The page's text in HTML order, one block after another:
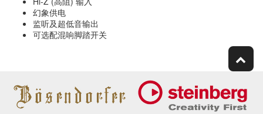
幻象供电
监听及超低音输出
可选配混响脚踏开关